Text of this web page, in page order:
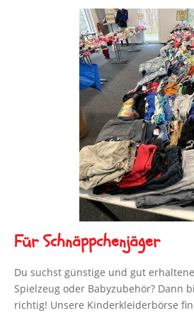
Für Schnäppchenjäger
Du suchst günstige und gut
Spielzeug oder Babyzubehör? Dann
richtig! Unsere Kinderkleiderbörse